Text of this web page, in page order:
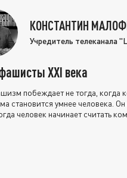
КОНСТАНТИН
Учредитель телеканала
XXI века
побеждает не тогда, когда
становится умнее человека.
человек начинает считать